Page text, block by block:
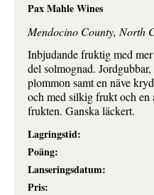
Pax Mahle Wines
Mendocino County, North
Inbjudande fruktig med
del solmognad.
plommon samt en näve
och med silkig frukt och en
frukten. Ganska läckert.
Lagringstid:
Poäng:
Lanseringsdatum:
Pris: